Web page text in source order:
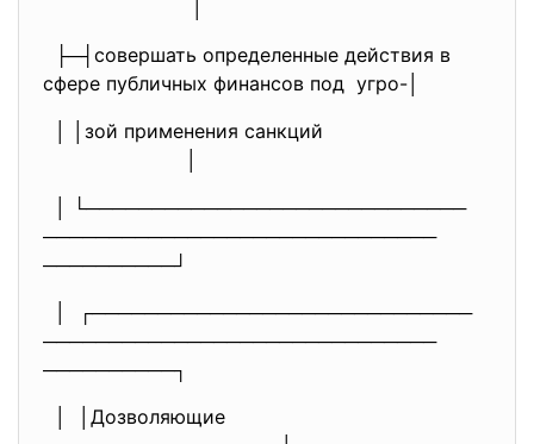
├─┤совершать определенные действия в
сфере публичных финансов под угро-│
│ │зой применения санкций
│ └─────────────────────────────
──────────────────────────────
──────────┘
│ ┌─────────────────────────────
──────────────────────────────
──────────┐
│ │Дозволяющие